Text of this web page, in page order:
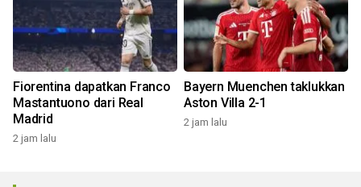
Fiorentina dapatkan Franco
Mastantuono dari Real
Madrid
2 jam lalu
Bayern Muenchen taklukkan
Aston Villa 2-1
2 jam lalu